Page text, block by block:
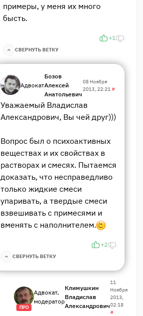
примеры, у меня их много
бысть.
+1
СВЕРНУТЬ ВЕТКУ
Адвокат
Бозов
Алексей
Анатольевич
08 Ноября
2013, 22:21#
Уважаемый Владислав
Александрович, Вы чей друг)))
Вопрос был о психоактивных
веществах и их свойствах в
растворах и смесях. Пытаемся
доказать, что несправедливо
только жидкие смеси
упаривать, а твердые смеси
взвешивать с примесями и
вменять с наполнителем.
+2
СВЕРНУТЬ ВЕТКУ
ПРО
Адвокат,
модератор
Климушкин
Владислав
Александрович
11
Ноября
2013,
02:18
#